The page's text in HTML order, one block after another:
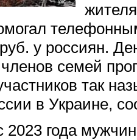
у россиян.
семей
так
в Украине,
года